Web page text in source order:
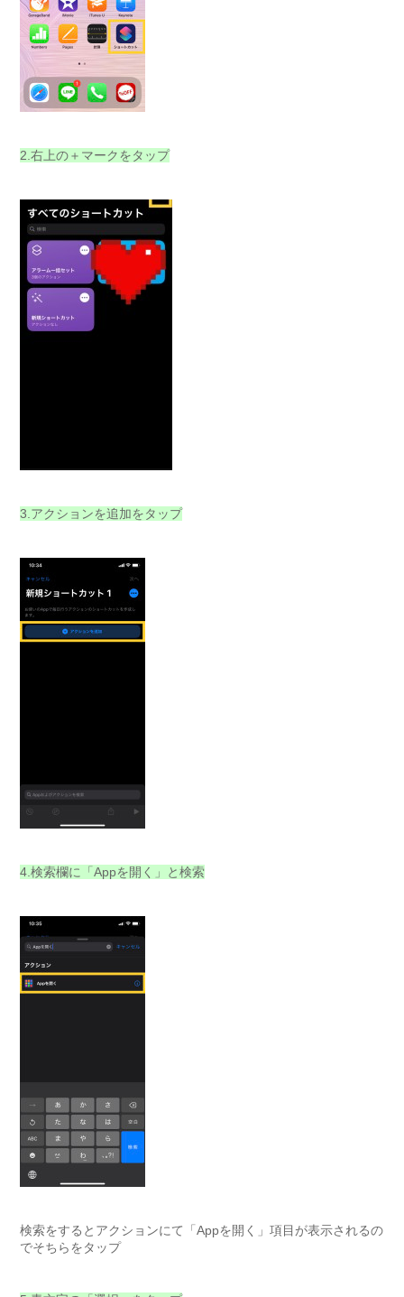
2.右上の＋マークをタップ
3.アクションを追加をタップ
4.検索欄に「Appを開く」と検索
検索をするとアクションにて「Appを開く」項目が表示されるの
でそちらをタップ